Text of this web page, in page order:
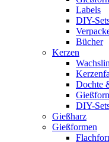
Labels
DIY-
Bücher
Kerzen
Dochte
DIY-
Gießharz
Gießformen